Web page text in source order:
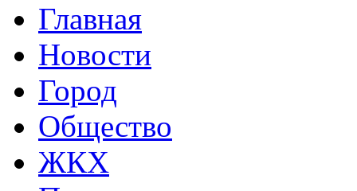
Главная
Новости
Город
Общество
ЖКХ